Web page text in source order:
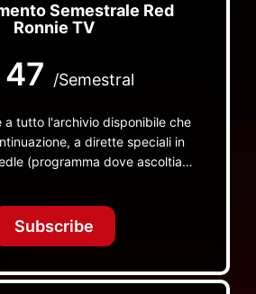
Semestrale Red
Ronnie TV
47 /Semestral
a tutto l'archivio disponibile che
a dirette speciali in
(programma dove ascoltiamo
da nessuna altra parte
Subscribe